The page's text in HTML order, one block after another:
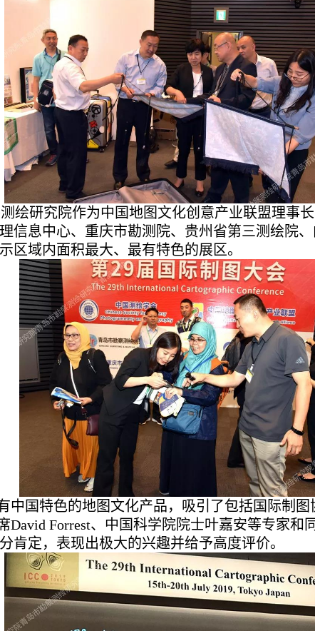
绘研究院作为中国地图文化创意产业联盟理事
信息中心、重庆市勘测院、贵州省第三测绘院
区域内面积最大、最有特色的展区。
中国特色的地图文化产品，吸引了包括国际制图
David Forrest、中国科学院院士叶嘉安等专家和
肯定，表现出极大的兴趣并给予高度评价。